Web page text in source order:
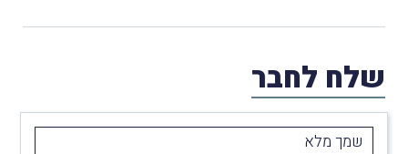
שלח לחבר
שמך מלא